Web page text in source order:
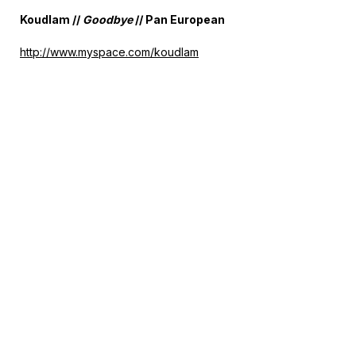
Koudlam // Goodbye// Pan European
http://www.myspace.com/koudlam